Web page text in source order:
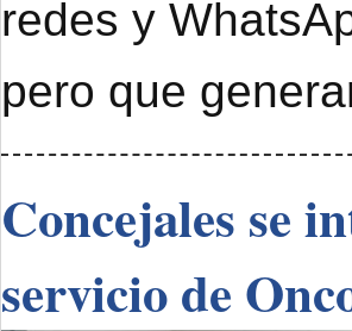
redes y
pero que
Concejales se
servicio de